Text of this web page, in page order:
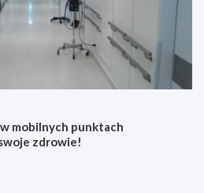
mobilnych punktach
zdrowie!